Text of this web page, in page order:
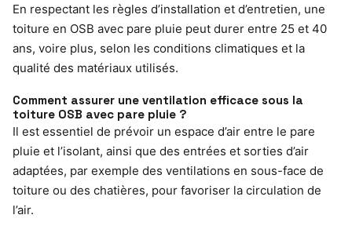
En respectant les règles d’installation et d’entretien, une
toiture en OSB avec pare pluie peut durer entre 25 et 40
ans, voire plus, selon les conditions climatiques et la
qualité des matériaux utilisés.
Comment assurer une ventilation efficace sous la
toiture OSB avec pare pluie ?
Il est essentiel de prévoir un espace d’air entre le pare
pluie et l’isolant, ainsi que des entrées et sorties d’air
adaptées, par exemple des ventilations en sous-face de
toiture ou des chatières, pour favoriser la circulation de
l’air.